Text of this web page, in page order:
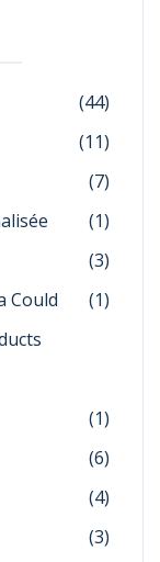
(44)
(11)
(7)
(1)
(3)
Could
(1)
(1)
(6)
(4)
(3)